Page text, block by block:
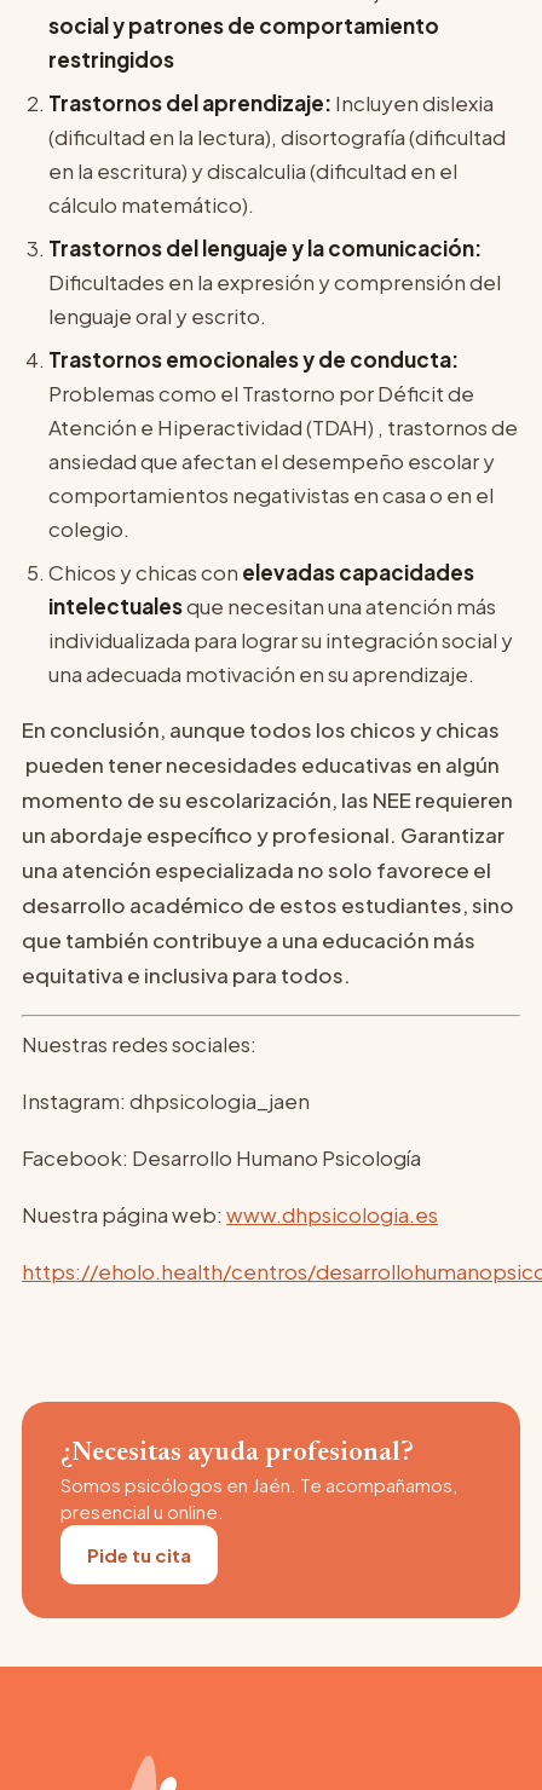
social y patrones de comportamiento
restringidos
Trastornos del aprendizaje: Incluyen dislexia
(dificultad en la lectura), disortografía (dificultad
en la escritura) y discalculia (dificultad en el
cálculo matemático).
Trastornos del lenguaje y la comunicación:
Dificultades en la expresión y comprensión del
lenguaje oral y escrito.
Trastornos emocionales y de conducta:
Problemas como el Trastorno por Déficit de
Atención e Hiperactividad (TDAH) , trastornos de
ansiedad que afectan el desempeño escolar y
comportamientos negativistas en casa o en el
colegio.
Chicos y chicas con elevadas capacidades
intelectualesque necesitan una atención más
individualizada para lograr su integración social y
una adecuada motivación en su aprendizaje.
En conclusión, aunque todos los chicos y chicas
pueden tener necesidades educativas en algún
momento de su escolarización, las NEE requieren
un abordaje específico y profesional. Garantizar
una atención especializada no solo favorece el
desarrollo académico de estos estudiantes, sino
que también contribuye a una educación más
equitativa e inclusiva para todos.
Nuestras redes sociales:
Instagram: dhpsicologia_jaen
Facebook: Desarrollo Humano Psicología
Nuestra página web: www.dhpsicologia.es
https://eholo.health/centros/
¿Necesitas ayuda profesional?
Somos psicólogos en Jaén. Te acompañamos,
presencial u online.
Pide tu cita